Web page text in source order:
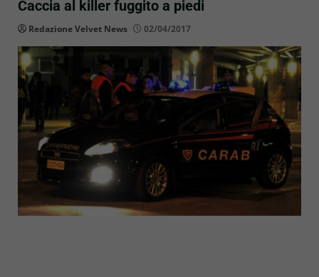
Caccia al killer fuggito a piedi
Redazione Velvet News 02/04/2017